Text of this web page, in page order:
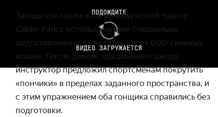
ПОДОЖДИТЕ
ВИДЕО ЗАГРУЖАЕТСЯ
Заезды состоялись на мельбурнской трассе
Calder Park с использованием специально
подготовленных заднеприводных 600-сильных
машин. После демонстрационного заезда
инструктор предложил спортсменам покрутить
«пончики» в пределах заданного пространства, и
с этим упражнением оба гонщика справились без
подготовки.